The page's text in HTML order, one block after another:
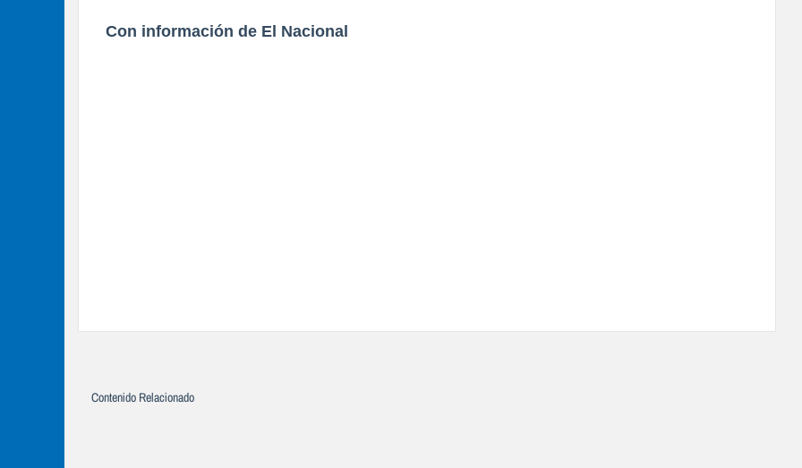
Con información de El Nacional
Contenido Relacionado